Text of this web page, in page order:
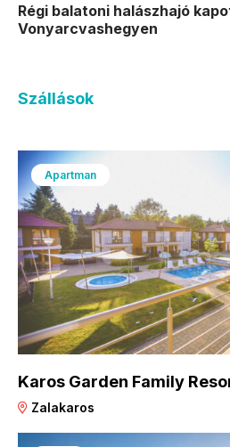
Régi balatoni halászhajó
Vonyarcvashegyen
Szállások
Apartman
Karos Garden Family
Zalakaros